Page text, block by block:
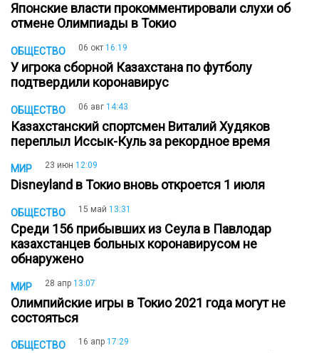
Японские власти прокомментировали слухи об
отмене Олимпиады в Токио
ОБЩЕСТВО 06 окт 16:19
У игрока сборной Казахстана по футболу
подтвердили коронавирус
ОБЩЕСТВО 06 авг 14:43
Казахстанский спортсмен Виталий Худяков
переплыл Иссык-Куль за рекордное время
МИР 23 июн 12:09
Disneyland в Токио вновь откроется 1 июля
ОБЩЕСТВО 15 май 13:31
Среди 156 прибывших из Сеула в Павлодар
казахстанцев больных коронавирусом не
обнаружено
МИР 28 апр 13:07
Олимпийские игры в Токио 2021 года могут не
состояться
ОБЩЕСТВО 16 апр 17:29